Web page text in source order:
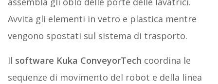
Avvita gli elementi in vetro e plastica mentre
vengono spostati sul sistema di trasporto.
Il software Kuka ConveyorTech coordina le
sequenze di movimento del robot e della linea